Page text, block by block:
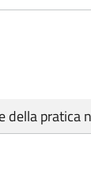
della pratica